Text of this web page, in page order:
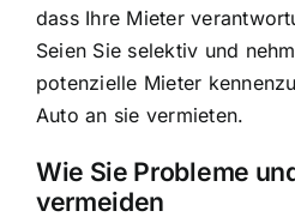
dass Ihre Mieter
Seien Sie selektiv und
potenzielle Mieter
Auto an sie vermieten.
Wie Sie Probleme
vermeiden